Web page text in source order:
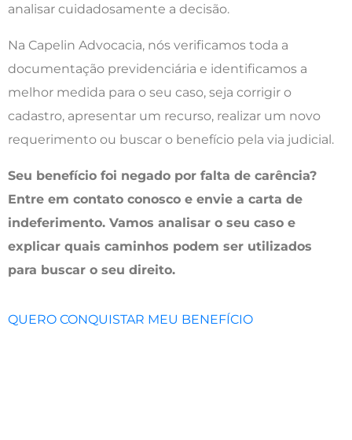
analisar cuidadosamente a decisão.
Na Capelin Advocacia, nós verificamos toda a
documentação previdenciária e identificamos a
melhor medida para o seu caso, seja corrigir o
cadastro, apresentar um recurso, realizar um novo
requerimento ou buscar o benefício pela via judicial.
Seu benefício foi negado por falta de carência?
Entre em contato conosco e envie a carta de
indeferimento. Vamos analisar o seu caso e
explicar quais caminhos podem ser utilizados
para buscar o seu direito.
QUERO CONQUISTAR MEU BENEFÍCIO